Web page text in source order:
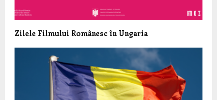
Zilele Filmului Românesc în Ungaria